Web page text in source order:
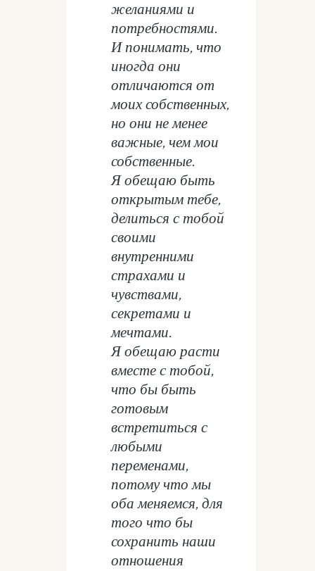
желаниями и
потребностями.
И понимать, что
иногда они
отличаются от
моих собственных,
но они не менее
важные, чем мои
собственные.
Я обещаю быть
открытым тебе,
делиться с тобой
своими
внутренними
страхами и
чувствами,
секретами и
мечтами.
Я обещаю расти
вместе с тобой,
что бы быть
готовым
встретиться с
любыми
переменами,
потому что мы
оба меняемся, для
того что бы
сохранить наши
отношения